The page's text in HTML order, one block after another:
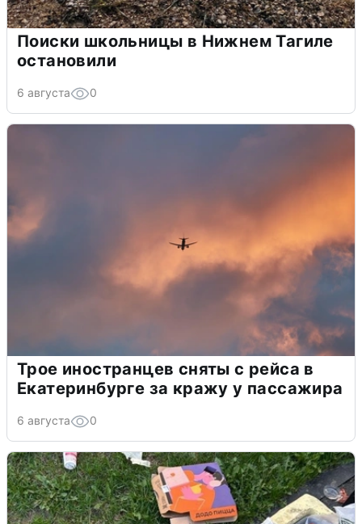
Поиски школьницы в Нижнем Тагиле
остановили
6 августа 0
Трое иностранцев сняты с рейса в
Екатеринбурге за кражу у пассажира
6 августа 0